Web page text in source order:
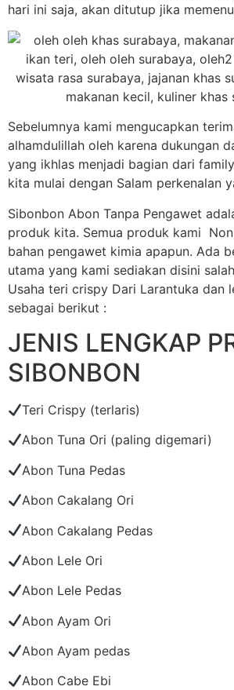
hari ini saja, akan ditutup jika
Sebelumnya kami mengucapkan
alhamdulillah oleh karena dukungan
yang ikhlas menjadi bagian dari
kita mulai dengan Salam perkenalan
Sibonbon Abon Tanpa Pengawet
produk kita. Semua produk kami
bahan pengawet kimia apapun. Ada
utama yang kami sediakan disini
Usaha teri crispy Dari Larantuka dan
sebagai berikut :
JENIS LENGKAP
SIBONBON
Teri Crispy (terlaris)
Abon Tuna Ori (paling digemari)
Abon Tuna Pedas
Abon Cakalang Ori
Abon Cakalang Pedas
Abon Lele Ori
Abon Lele Pedas
Abon Ayam Ori
Abon Ayam pedas
Abon Cabe Ebi